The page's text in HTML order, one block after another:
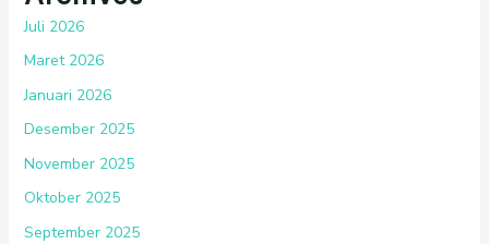
Juli 2026
Maret 2026
Januari 2026
Desember 2025
November 2025
Oktober 2025
September 2025